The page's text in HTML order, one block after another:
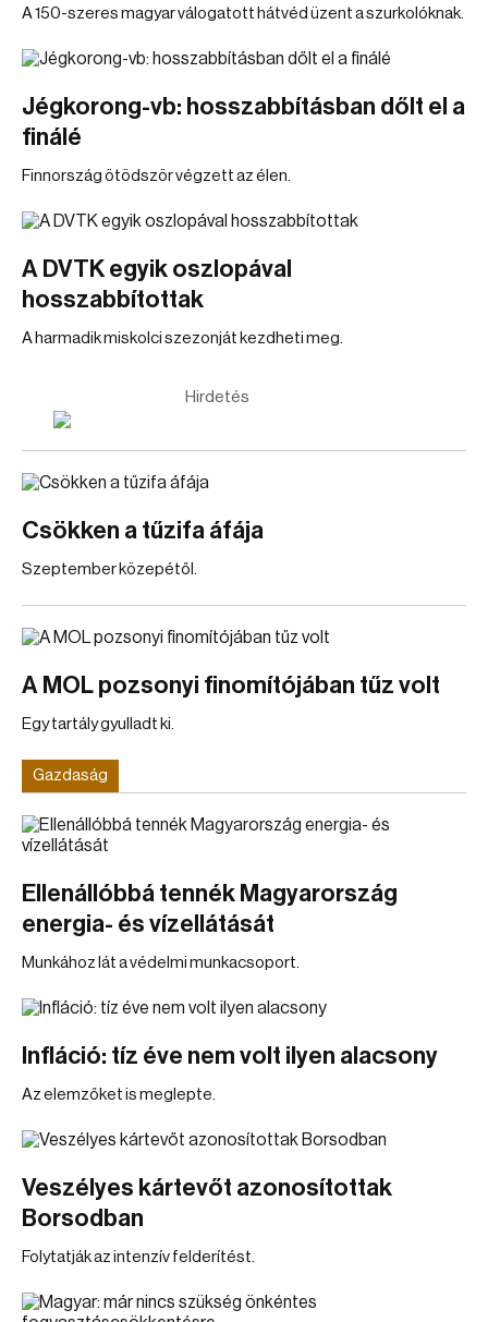
A 150-szeres magyar válogatott hátvéd üzent a szurkolóknak.
Jégkorong-vb: hosszabbításban dőlt el a
finálé
Finnország ötödször végzett az élen.
A DVTK egyik oszlopával
hosszabbítottak
A harmadik miskolci szezonját kezdheti meg.
Hirdetés
Csökken a tűzifa áfája
Szeptember közepétől.
A MOL pozsonyi finomítójában tűz volt
Egy tartály gyulladt ki.
Gazdaság
Ellenállóbbá tennék Magyarország
energia- és vízellátását
Munkához lát a védelmi munkacsoport.
Infláció: tíz éve nem volt ilyen alacsony
Az elemzőket is meglepte.
Veszélyes kártevőt azonosítottak
Borsodban
Folytatják az intenzív felderítést.